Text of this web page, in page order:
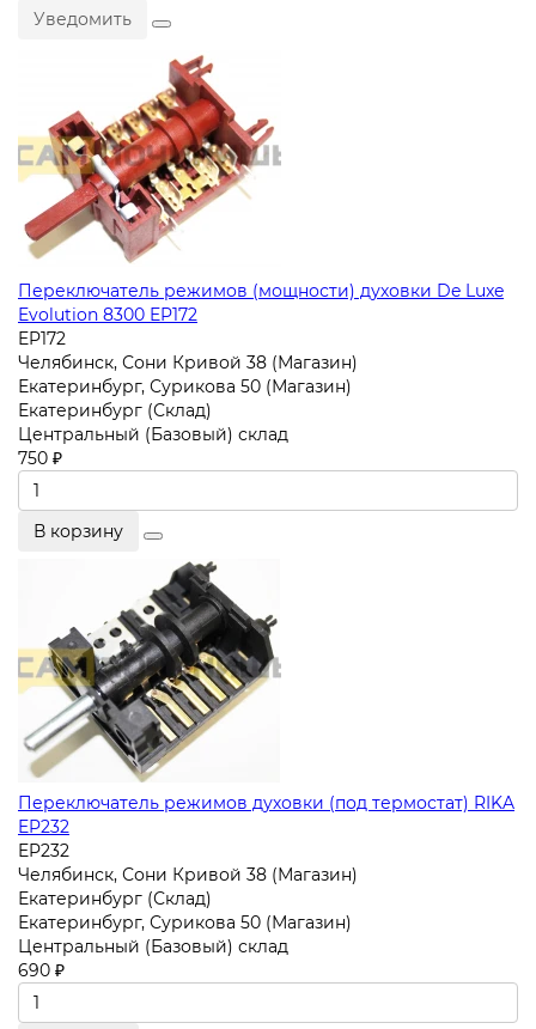
Уведомить
Переключатель режимов (мощности) духовки De Luxe
Evolution 8300 EP172
EP172
Челябинск, Сони Кривой 38 (Магазин)
Екатеринбург, Сурикова 50 (Магазин)
Екатеринбург (Склад)
Центральный (Базовый) склад
750 ₽
В корзину
Переключатель режимов духовки (под термостат) RIKA
EP232
EP232
Челябинск, Сони Кривой 38 (Магазин)
Екатеринбург (Склад)
Екатеринбург, Сурикова 50 (Магазин)
Центральный (Базовый) склад
690 ₽